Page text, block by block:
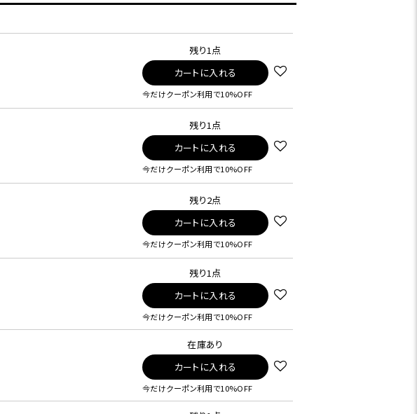
残り1点
カートに入れる
今だけクーポン利用で10%OFF
残り1点
カートに入れる
今だけクーポン利用で10%OFF
残り2点
カートに入れる
今だけクーポン利用で10%OFF
残り1点
カートに入れる
今だけクーポン利用で10%OFF
在庫あり
カートに入れる
今だけクーポン利用で10%OFF